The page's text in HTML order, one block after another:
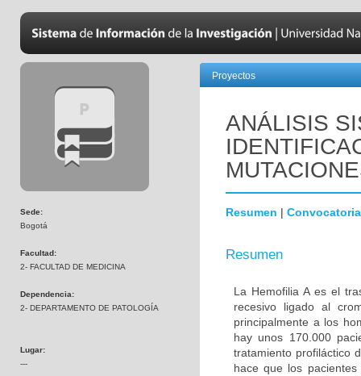
Sede:
Bogotá
Facultad:
2- FACULTAD DE MEDICINA
Dependencia:
2- DEPARTAMENTO DE PATOLOGÍA
Lugar:
---
Proyectos
ANÁLISIS
Resumen | Convocatoria
Resumen
La Hemofilia A es el
recesivo ligado al
principalmente a los
hay unos 170.000
tratamiento profiláctico
hace que los